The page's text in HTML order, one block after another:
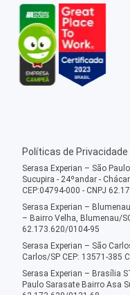
Políticas de Privacidade
Serasa Experian – São
Sucupira - 24ºandar -
CEP:04794-000 - CNPJ
Serasa Experian –
– Bairro Velha, Blumenau/
62.173.620/0104-95
Serasa Experian – São
Carlos/SP CEP: 13571-385
Serasa Experian – Brasília
Paulo Sarasate Bairro Asa